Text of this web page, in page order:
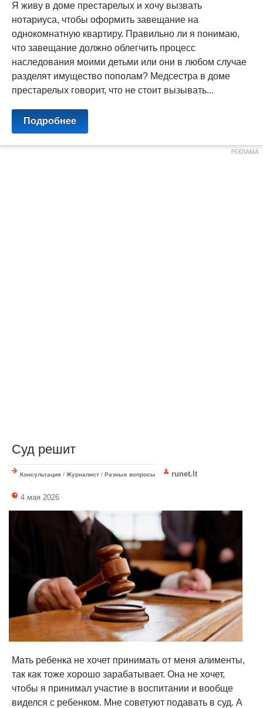
Я живу в доме престарелых и хочу вызвать
нотариуса, чтобы оформить завещание на
однокомнатную квартиру. Правильно ли я понимаю,
что завещание должно облегчить процесс
наследования моими детьми или они в любом случае
разделят имущество пополам? Медсестра в доме
престарелых говорит, что не стоит вызывать...
Подробнее
Суд решит
Консультация / Журналист / Разные вопросы runet.lt
4 мая 2026
Мать ребенка не хочет принимать от меня алименты,
так как тоже хорошо зарабатывает. Она не хочет,
чтобы я принимал участие в воспитании и вообще
виделся с ребенком. Мне советуют подавать в суд. А